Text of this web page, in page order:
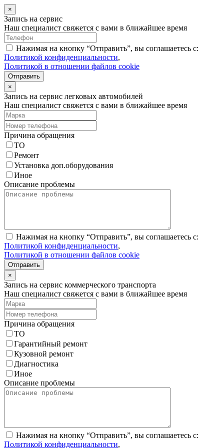
×
Запись на сервис
Наш специалист свяжется с вами в ближайшее время
Нажимая на кнопку “Отправить”, вы соглашаетесь с:
Политикой конфиденциальности,
Политикой в отношении файлов cookie
Отправить
×
Запись на сервис легковых автомобилей
Наш специалист свяжется с вами в ближайшее время
Причина обращения
ТО
Ремонт
Установка доп.оборудования
Иное
Описание проблемы
Нажимая на кнопку “Отправить”, вы соглашаетесь с:
Политикой конфиденциальности,
Политикой в отношении файлов cookie
Отправить
×
Запись на сервис коммерческого транспорта
Наш специалист свяжется с вами в ближайшее время
Причина обращения
ТО
Гарантийный ремонт
Кузовной ремонт
Диагностика
Иное
Описание проблемы
Нажимая на кнопку “Отправить”, вы соглашаетесь с:
Политикой конфиденциальности,